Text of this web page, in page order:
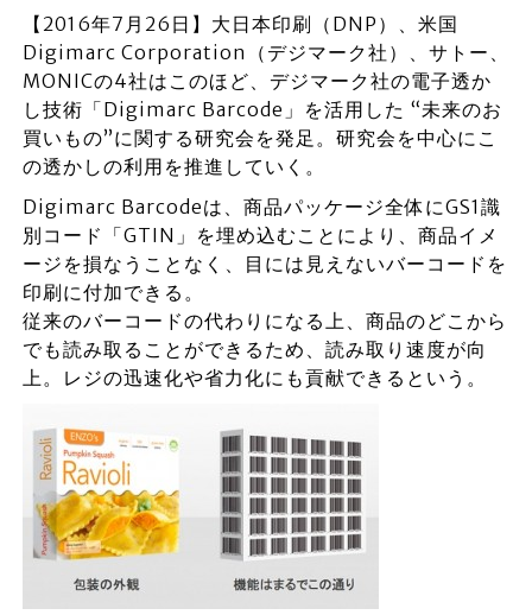
【2016年7月26日】大日本印刷（DNP）、米国
Digimarc Corporation（デジマーク社）、サトー、
MONICの4社はこのほど、デジマーク社の電子透か
し技術「Digimarc Barcode」を活用した “未来のお
買いもの”に関する研究会を発足。研究会を中心にこ
の透かしの利用を推進していく。
Digimarc Barcodeは、商品パッケージ全体にGS1識
別コード「GTIN」を埋め込むことにより、商品イメ
ージを損なうことなく、目には見えないバーコードを
印刷に付加できる。
従来のバーコードの代わりになる上、商品のどこから
でも読み取ることができるため、読み取り速度が向
上。レジの迅速化や省力化にも貢献できるという。